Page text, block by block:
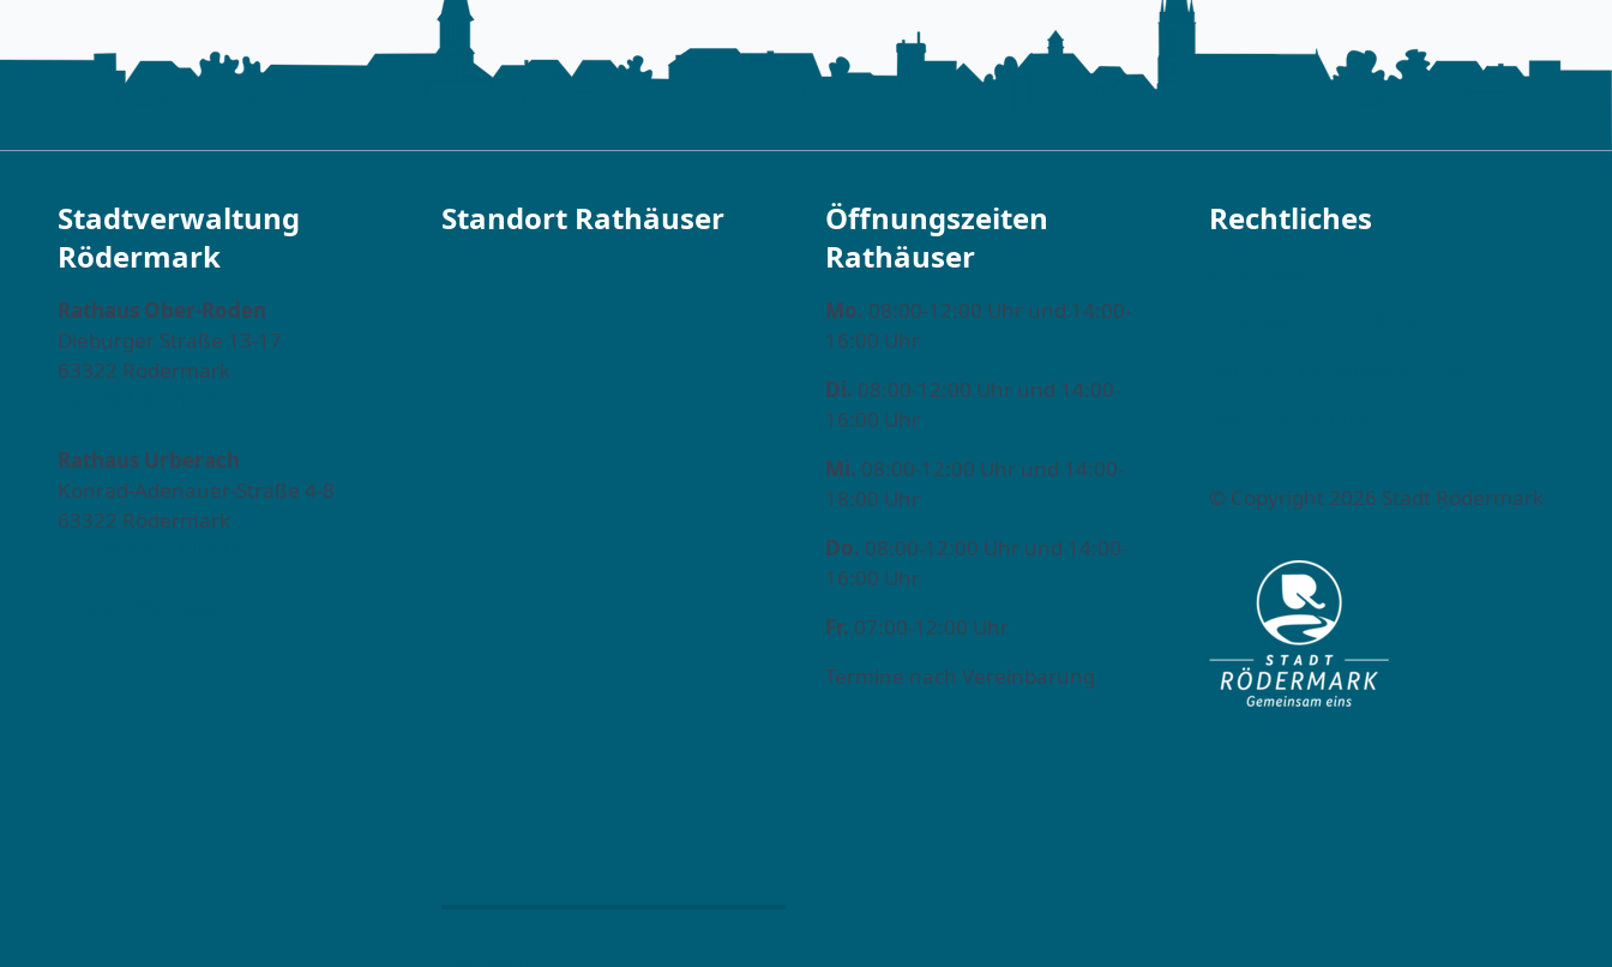
Stadtverwaltung
Rödermark
Rathaus Ober-Roden
Dieburger Straße 13-17
63322 Rödermark
Rathaus Urberach
Konrad-Adenauer-Straße 4-8
63322 Rödermark
Standort Rathäuser
Öffnungszeiten
Rathäuser
Mo. 08:00-12:00 Uhr und 14:00-
16:00 Uhr
Di. 08:00-12:00 Uhr und 14:00-
16:00 Uhr
Mi. 08:00-12:00 Uhr und 14:00-
18:00 Uhr
Do. 08:00-12:00 Uhr und 14:00-
16:00 Uhr
Fr. 07:00-12:00 Uhr
Termine nach Vereinbarung
Rechtliches
© Copyright 2026 Stadt Rödermark